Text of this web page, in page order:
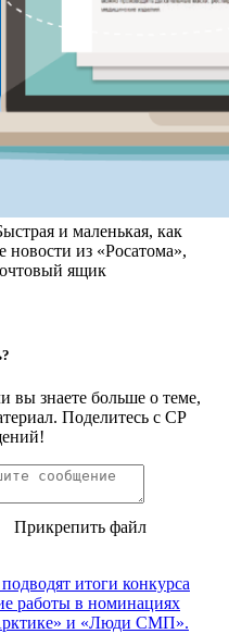
и маленькая, как
новости из «Росатома»,
ящик
вы знаете больше о теме,
Поделитесь с СР
Прикрепить файл
итоги конкурса
работы в номинациях
и «Люди СМП».